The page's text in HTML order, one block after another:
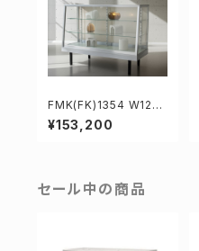
FMK(FK)1354 W120
0D375/450H919mm
業務用傾斜ガラスケー
¥153,200
セール中の商品